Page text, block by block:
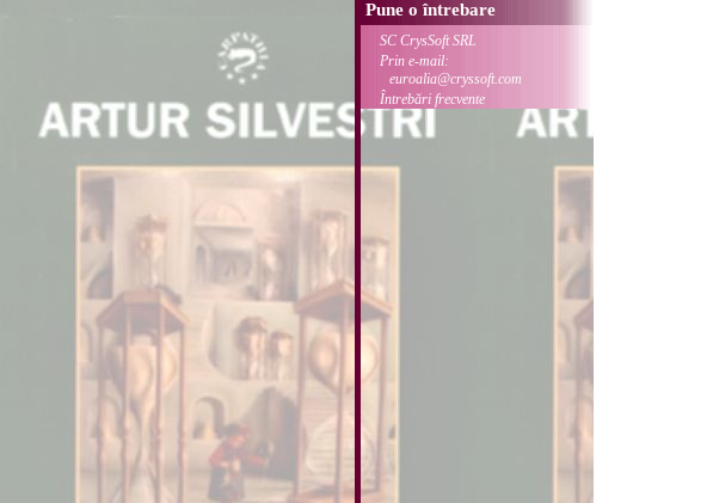
Pune o întrebare
SC CrysSoft SRL
Prin e-mail:
euroalia@cryssoft.com
Întrebări frecvente